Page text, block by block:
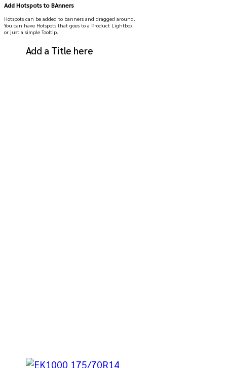
Add Hotspots to BAnners
Hotspots can be added to banners and dragged around.
You can have Hotspots that goes to a Product Lightbox
or just a simple Tooltip.
Add a Title here